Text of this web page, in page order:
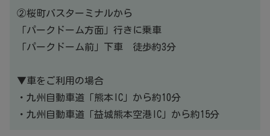
②桜町バスターミナルから
「パークドーム方面」行きに乗車
「パークドーム前」下車 徒歩約3分
▼車をご利用の場合
・九州自動車道「熊本IC」から約10分
・九州自動車道「益城熊本空港IC」から約15分